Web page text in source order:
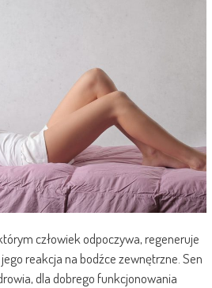
człowiek odpoczywa, regeneruje
reakcja na bodźce zewnętrzne. Sen
dla dobrego funkcjonowania